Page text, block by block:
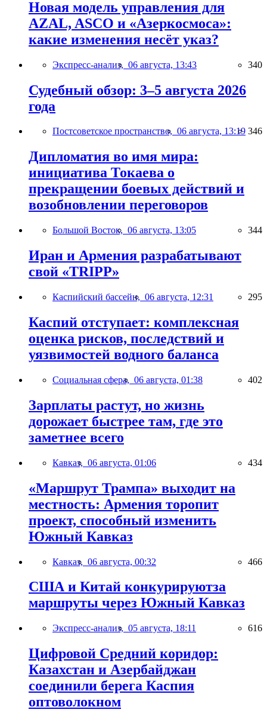
Новая модель управления для
AZAL, ASCO и «Азеркосмоса»:
какие изменения несёт указ?
Экспресс-анализ, 06 августа, 13:43 340
Судебный обзор: 3–5 августа 2026
года
Постсоветское пространство, 06 августа, 13:19 346
Дипломатия во имя мира:
инициатива Токаева о
прекращении боевых действий и
возобновлении переговоров
Большой Восток, 06 августа, 13:05 344
Иран и Армения разрабатывают
свой «TRIPP»
Каспийский бассейн, 06 августа, 12:31 295
Каспий отступает: комплексная
оценка рисков, последствий и
уязвимостей водного баланса
Социальная сфера, 06 августа, 01:38 402
Зарплаты растут, но жизнь
дорожает быстрее там, где это
заметнее всего
Кавказ, 06 августа, 01:06 434
«Маршрут Трампа» выходит на
местность: Армения торопит
проект, способный изменить
Южный Кавказ
Кавказ, 06 августа, 00:32 466
США и Китай конкурируютза
маршруты через Южный Кавказ
Экспресс-анализ, 05 августа, 18:11 616
Цифровой Средний коридор:
Казахстан и Азербайджан
соединили берега Каспия
оптоволокном